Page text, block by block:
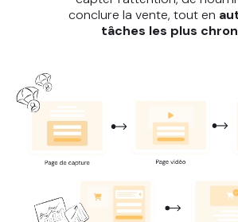
conclure la vente, tout en
tâches les plus